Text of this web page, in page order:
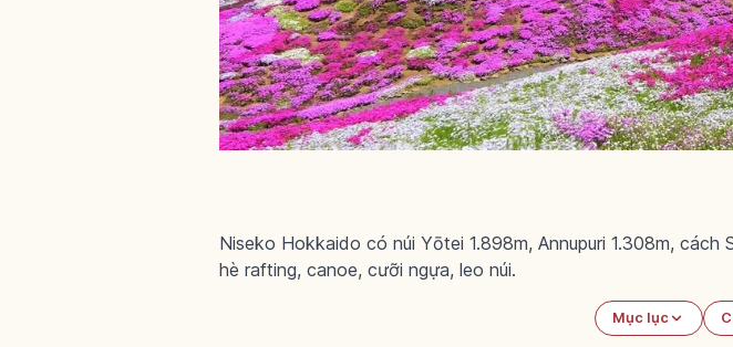
Niseko Hokkaido có núi Yōtei 1.898m, Annupuri 1.308m,
hè rafting, canoe, cưỡi ngựa, leo núi.
Mục lục